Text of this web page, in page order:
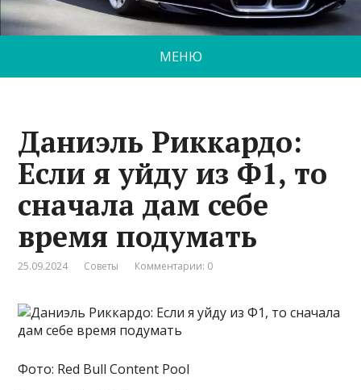
МЕНЮ
Даниэль Риккардо:
Если я уйду из Ф1, то
сначала дам себе
время подумать
25.09.2024 Советы Комментарии: 0
Фото: Red Bull Content Pool